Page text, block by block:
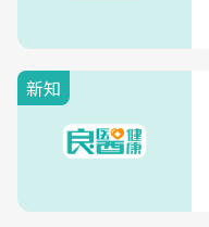
新知